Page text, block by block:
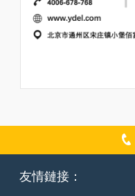
友情鏈接：